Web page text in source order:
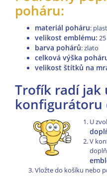
poháru:
materiál poháru:
velikost emblému:
barva pohárů: zlato
celková výška
velikost štítků na
Trofík radí jak
konfigurátoru
U
V
Vložte do košíku nebo